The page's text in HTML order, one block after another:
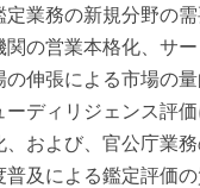
定業務の新規分野の
関の営業本格化、サ
の伸張による市場の
ーディリジェンス評
、および、官公庁業
普及による鑑定評価